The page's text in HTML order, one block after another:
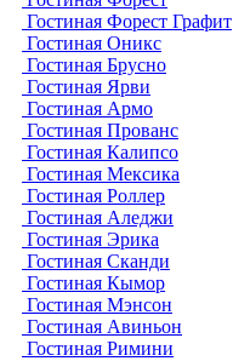
Гостиная Форест Графит
Гостиная Оникс
Гостиная Брусно
Гостиная Ярви
Гостиная Армо
Гостиная Прованс
Гостиная Калипсо
Гостиная Мексика
Гостиная Роллер
Гостиная Аледжи
Гостиная Эрика
Гостиная Сканди
Гостиная Кымор
Гостиная Мэнсон
Гостиная Авиньон
Гостиная Римини